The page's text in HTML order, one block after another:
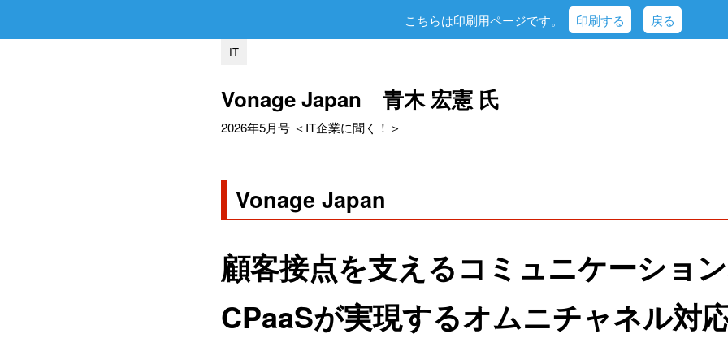
こちらは印刷用ページです。 印刷する 戻る
IT
Vonage Japan 青木 宏憲 氏
2026年5月号 ＜IT企業に聞く！＞
Vonage Japan
顧客接点を支えるコミュニケーショ
CPaaSが実現するオムニチャネル対